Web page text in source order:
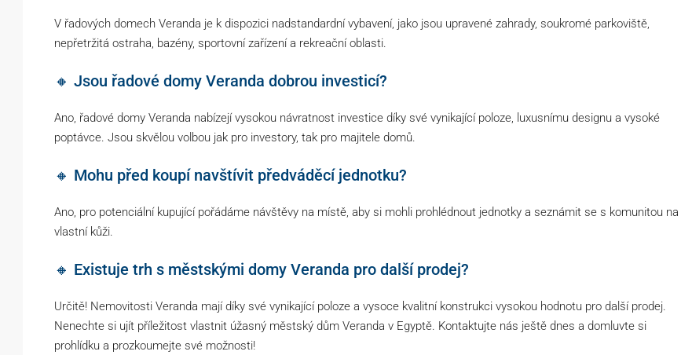
V řadových domech Veranda je k dispozici nadstandardní vybavení, jako jsou upravené zahrady, soukromé parkoviště,
nepřetržitá ostraha, bazény, sportovní zařízení a rekreační oblasti.
🔸 Jsou řadové domy Veranda dobrou investicí?
Ano, řadové domy Veranda nabízejí vysokou návratnost investice díky své vynikající poloze, luxusnímu designu a vysoké
poptávce. Jsou skvělou volbou jak pro investory, tak pro majitele domů.
🔸 Mohu před koupí navštívit předváděcí jednotku?
Ano, pro potenciální kupující pořádáme návštěvy na místě, aby si mohli prohlédnout jednotky a seznámit se s komunitou na
vlastní kůži.
🔸 Existuje trh s městskými domy Veranda pro další prodej?
Určitě! Nemovitosti Veranda mají díky své vynikající poloze a vysoce kvalitní konstrukci vysokou hodnotu pro další prodej.
Nenechte si ujít příležitost vlastnit úžasný městský dům Veranda v Egyptě. Kontaktujte nás ještě dnes a domluvte si
prohlídku a prozkoumejte své možnosti!